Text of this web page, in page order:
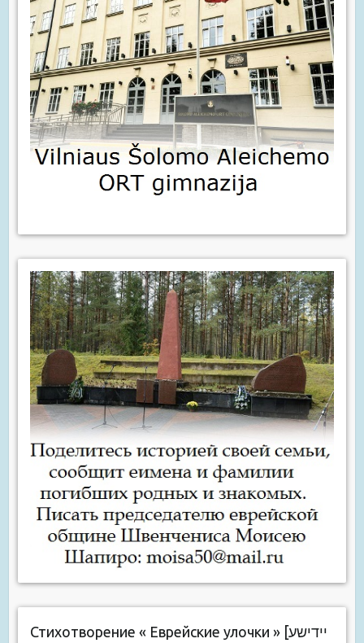
Стихотворение « Еврейские улочки » [יידישע